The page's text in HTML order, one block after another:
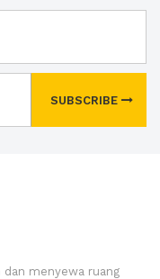
SUBSCRIBE
menyewa ruang